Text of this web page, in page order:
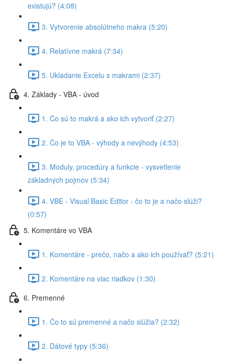
existujú? (4:08)
3. Vytvorenie absolútneho makra (5:20)
4. Relatívne makrá (7:34)
5. Ukladanie Excelu s makrami (2:37)
4. Základy - VBA - úvod
1. Čo sú to makrá a ako ich vytvoriť (2:27)
2. Čo je to VBA - výhody a nevýhody (4:53)
3. Moduly, procedúry a funkcie - vysvetlenie
základných pojmov (5:34)
4. VBE - Visual Basic Editor - čo to je a načo slúži?
(0:57)
5. Komentáre vo VBA
1. Komentáre - prečo, načo a ako ich používať? (5:21)
2. Komentáre na viac riadkov (1:30)
6. Premenné
1. Čo to sú premenné a načo slúžia? (2:32)
2. Dátové typy (5:36)